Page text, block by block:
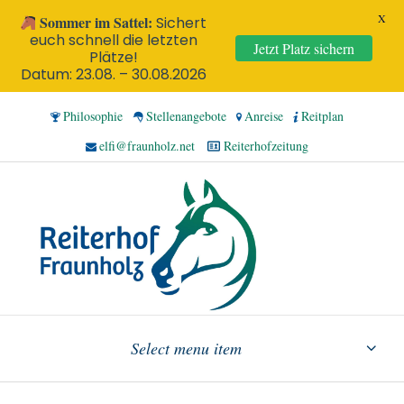
Philosophie Stellenangebote Anreise
Reitplan
elfi@fraunholz.net
Reiterhofzeitung
Select menu item
Sommer im Sattel:Sichert
euch schnell die letzten
Plätze!
Datum: 23.08. – 30.08.2026
Jetzt Platz sichern
X